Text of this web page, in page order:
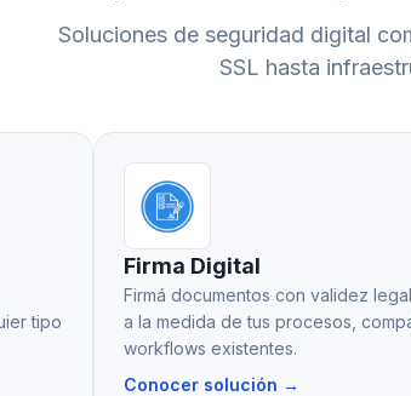
Soluciones de seguridad digital
SSL hasta
tipo
Firma Digital
Firmá documentos con validez
a la medida de tus procesos,
workflows existentes.
Conocer solución →